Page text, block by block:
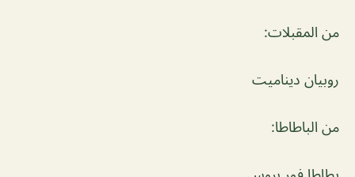
من المقبلات:
روبيان ديناميت
من الباطاطا: